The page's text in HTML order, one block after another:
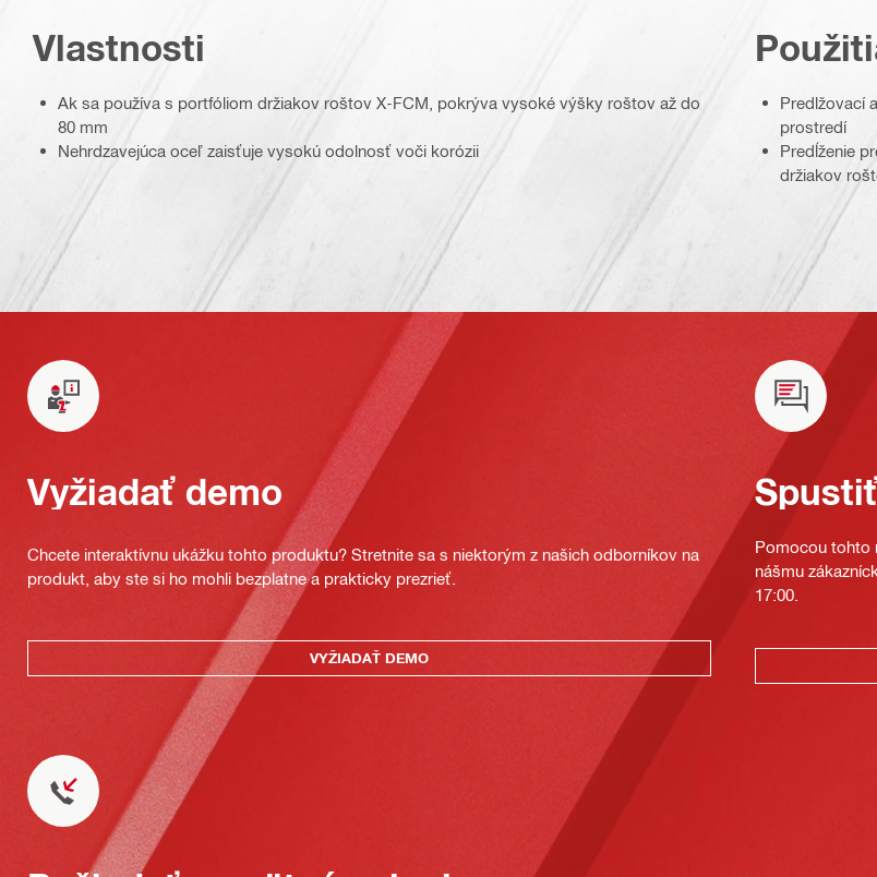
Vlastnosti
Ak sa používa s portfóliom držiakov roštov X-FCM, pokrýva vysoké výšky roštov až do
80 mm
Nehrdzavejúca oceľ zaisťuje vysokú odolnosť voči korózii
Predlžovací
prostredí
Predĺženie
držiakov
Vyžiadať demo
Chcete interaktívnu ukážku tohto produktu? Stretnite sa s niektorým z našich odborníkov na
produkt, aby ste si ho mohli bezplatne a prakticky prezrieť.
VYŽIADAŤ DEMO
Pomocou tohto
nášmu
17:00.